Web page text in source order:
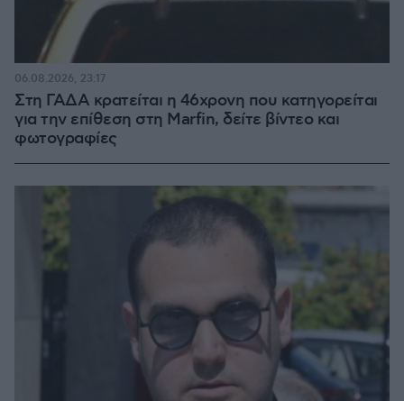
Στη ΓΑΔΑ κρατείται η 46χρονη που κατηγορείται
για την επίθεση στη Marfin, δείτε βίντεο και
φωτογραφίες
06.08.2026, 23:17